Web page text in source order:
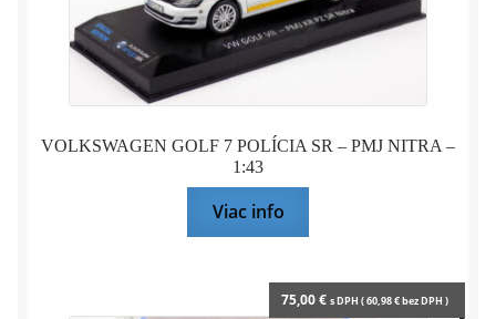
VOLKSWAGEN GOLF 7 POLÍCIA SR – PMJ NITRA –
1:43
Viac info
75,00€ s DPH (60,98€bez DPH )